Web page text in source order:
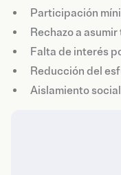
Participación
Rechazo a
Falta de interés
Reducción del
Aislamiento